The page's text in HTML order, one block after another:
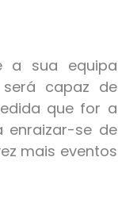
a sua equipa
capaz de
que for a
enraizar-se de
mais eventos